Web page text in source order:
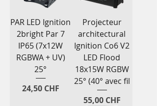
PAR LED Ignition
2bright Par 7
IP65 (7x12W
RGBWA + UV)
25°
Prix
24,50 CHF
Projecteur
architectural
Ignition Co6 V2
LED Flood
18x15W RGBW
25° (40° avec fil
Prix
55,00 CHF